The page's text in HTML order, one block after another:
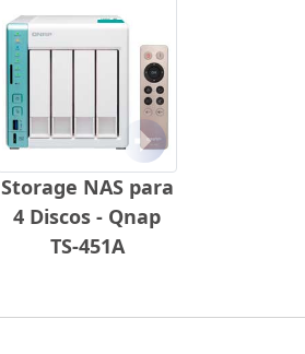
Storage NAS para
4 Discos - Qnap
TS-451A
Próximo